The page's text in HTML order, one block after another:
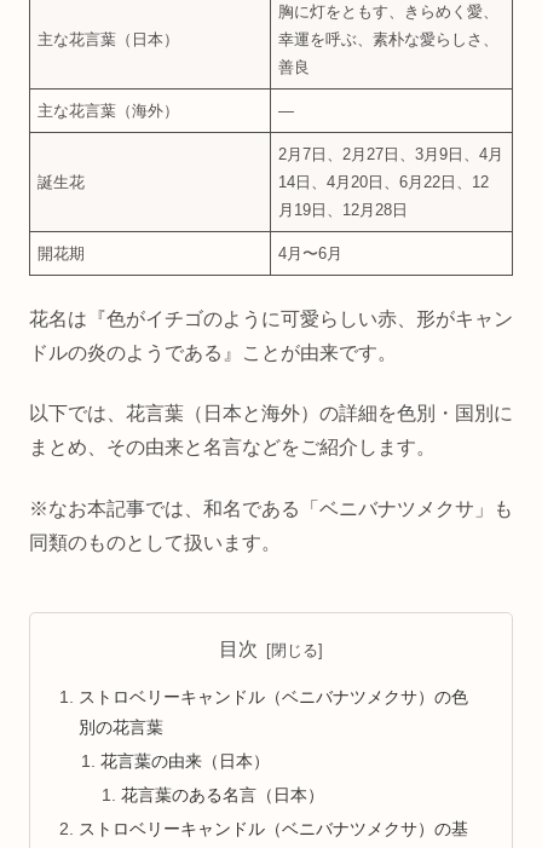
主な花言葉（日本）
胸に灯をともす、きらめく愛、
幸運を呼ぶ、素朴な愛らしさ、
善良
主な花言葉（海外） ―
誕生花
2月7日、2月27日、3月9日、4月
14日、4月20日、6月22日、12
月19日、12月28日
開花期 4月〜6月
花名は『色がイチゴのように可愛らしい赤、形がキャン
ドルの炎のようである』ことが由来です。
以下では、花言葉（日本と海外）の詳細を色別・国別に
まとめ、その由来と名言などをご紹介します。
※なお本記事では、和名である「ベニバナツメクサ」も
同類のものとして扱います。
目次
ストロベリーキャンドル（ベニバナツメクサ）の色
別の花言葉
花言葉の由来（日本）
花言葉のある名言（日本）
ストロベリーキャンドル（ベニバナツメクサ）の基